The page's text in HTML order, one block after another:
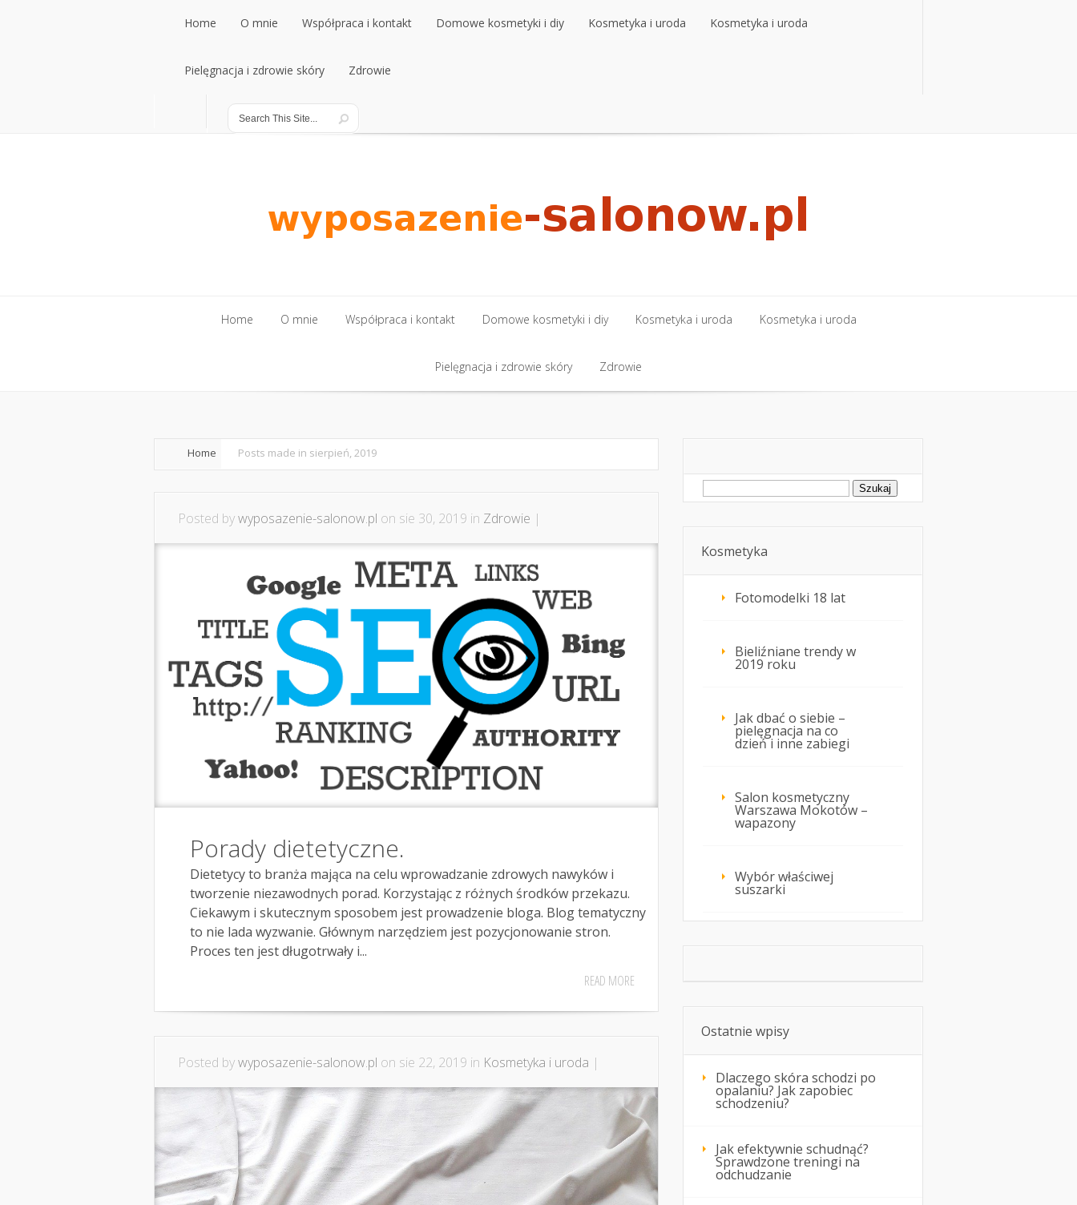
Home
Home
O mnie
O mnie
Współpraca i kontakt
Współpraca i kontakt
Domowe kosmetyki i diy Kosmetyka i uroda Kosmetyka i uroda
Pielęgnacja i zdrowie skóry
Pielęgnacja i zdrowie skóry
Zdrowie
Home O mnie Współpraca i kontakt
Współpraca i kontakt
Domowe kosmetyki i diy
Domowe kosmetyki i diy
Kosmetyka i uroda
Kosmetyka i uroda
Kosmetyka i uroda
Pielęgnacja i zdrowie skóry Zdrowie
Home Posts made in sierpień, 2019
Posted bywyposazenie-salonow.pl on sie 30, 2019 in Zdrowie |
Porady dietetyczne.
Dietetycy to branża mająca na celu wprowadzanie zdrowych nawyków i
tworzenie niezawodnych porad. Korzystając z różnych środków przekazu.
Ciekawym i skutecznym sposobem jest prowadzenie bloga. Blog tematyczny
to nie lada wyzwanie. Głównym narzędziem jest pozycjonowanie stron.
Proces ten jest długotrwały i...
READ MORE
Posted bywyposazenie-salonow.pl on sie 22, 2019 in Kosmetyka i uroda |
Szukaj:
Kosmetyka
Fotomodelki 18 lat
Bieliźniane trendy w
2019 roku
Jak dbać o siebie –
pielęgnacja na co
dzień i inne zabiegi
Salon kosmetyczny
Warszawa Mokotów –
wapazony
Wybór właściwej
suszarki
Ostatnie wpisy
Dlaczego skóra schodzi po
opalaniu? Jak zapobiec
schodzeniu?
Jak efektywnie schudnąć?
Sprawdzone treningi na
odchudzanie